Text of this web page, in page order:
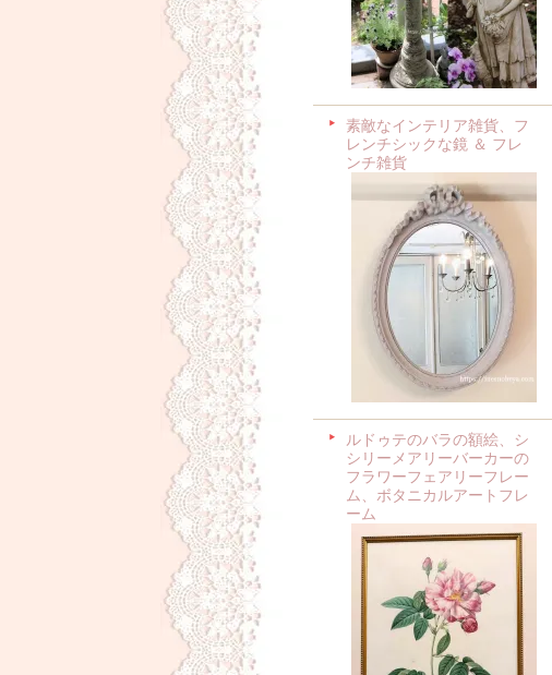
素敵なインテリア雑貨、フ
レンチシックな鏡 ＆ フレ
ンチ雑貨
ルドゥテのバラの額絵、シ
シリーメアリーバーカーの
フラワーフェアリーフレー
ム、ボタニカルアートフレ
ーム